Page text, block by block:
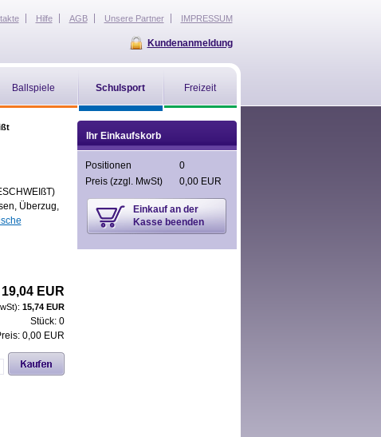
Hilfe AGB Unsere Partner IMPRESSUM
Ballspiele Schulsport Freizeit
Kundenanmeldung
Überzug,
19,04 EUR
15,74 EUR
Stück: 0
0,00 EUR
Ihr Einkaufskorb
Positionen
0
Preis (zzgl. MwSt) 0,00 EUR
Einkauf an der
Kasse beenden